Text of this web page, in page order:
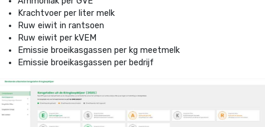
Krachtvoer per liter melk
Ruw eiwit in rantsoen
Ruw eiwit per kVEM
Emissie broeikasgassen per kg meetmelk
Emissie broeikasgassen per bedrijf